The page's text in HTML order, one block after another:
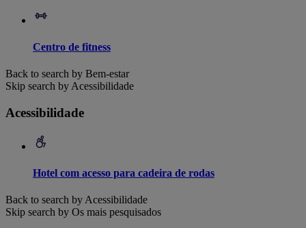
Centro de fitness
Back to search by Bem-estar
Skip search by Acessibilidade
Acessibilidade
Hotel com acesso para cadeira de rodas
Back to search by Acessibilidade
Skip search by Os mais pesquisados